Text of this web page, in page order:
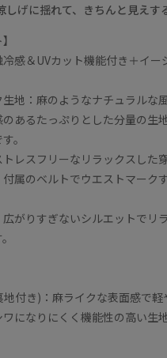
げに揺れて、きちんと見えす
感＆UVカット機能付き＋イ
地：麻のようなナチュラルな
のあるたっぷりとした分量の生
。
レスフリーなリラックスした
付属のベルトでウエストマーク
広がりすぎないシルエットでリ
付き)：麻ライクな表面感で軽
になりにくく機能性の高い生地